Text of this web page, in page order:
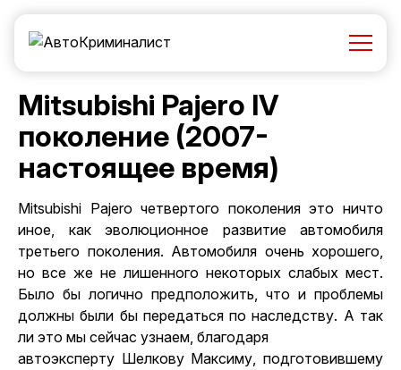
Mitsubishi Pajero IV
поколение (2007-
настоящее время)
Mitsubishi Pajero четвертого поколения это ничто
иное, как эволюционное развитие автомобиля
третьего поколения. Автомобиля очень хорошего,
но все же не лишенного некоторых слабых мест.
Было бы логично предположить, что и проблемы
должны были бы передаться по наследству. А так
ли это мы сейчас узнаем, благодаря
автоэксперту Шелкову Максиму, подготовившему